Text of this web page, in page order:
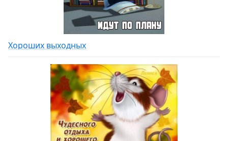
Хороших выходных